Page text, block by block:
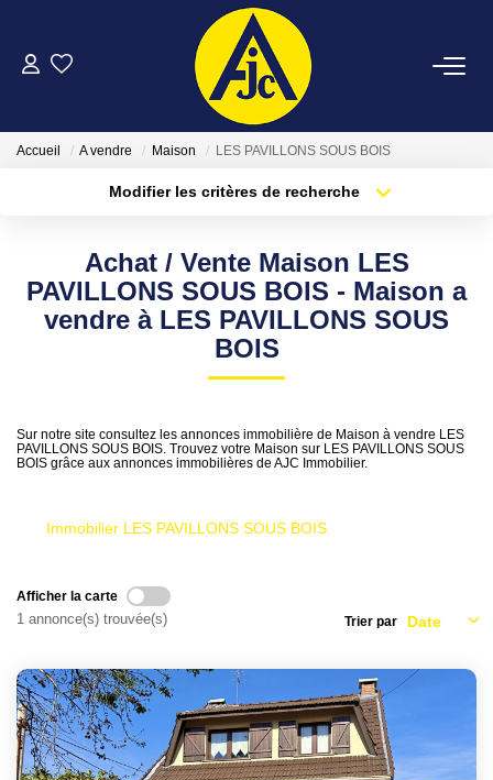
ACHETER
FAIRE GÉRER
NOTRE AGENCE
CONTACT
Accueil A vendre Maison LES PAVILLONS SOUS BOIS
Modifier les critères de recherche
Sélectionnez...
Type de bien
Surface min
Achat / Vente Maison LES
PAVILLONS SOUS BOIS - Maison a
vendre à LES PAVILLONS SOUS
BOIS
Sur notre site consultez les annonces immobilière de Maison à vendre LES
PAVILLONS SOUS BOIS. Trouvez votre Maison sur LES PAVILLONS SOUS
BOIS grâce aux annonces immobilières de AJC Immobilier.
Immobilier LES PAVILLONS SOUS BOIS
Afficher la carte
1 annonce(s) trouvée(s) Trier par